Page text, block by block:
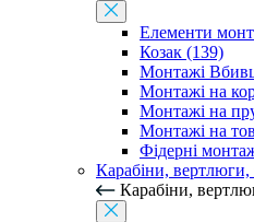
Елементи
Козак (139)
Монтажі
Монтажі на
Монтажі на
Монтажі на
Фідерні
Карабіни, вертлюги,
Карабіни,